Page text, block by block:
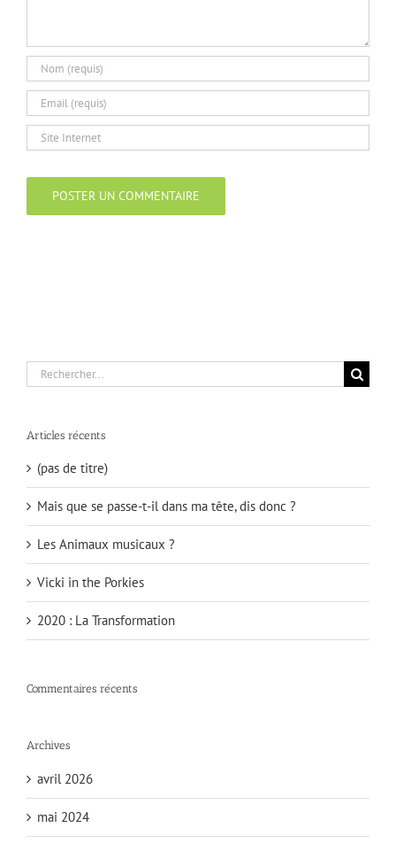
Rechercher:
Articles récents
(pas de titre)
Mais que se passe-t-il dans ma tête, dis donc ?
Les Animaux musicaux ?
Vicki in the Porkies
2020 : La Transformation
Commentaires récents
Archives
avril 2026
mai 2024